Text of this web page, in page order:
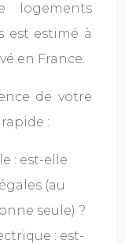
logements
est estimé à
en France.
de votre
:
: est-elle
(au
seule) ?
: est-